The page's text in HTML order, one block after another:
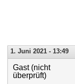
1. Juni 2021 - 13:49
Gast (nicht
überprüft)